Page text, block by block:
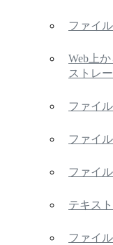
ファイ
Web上
ストレ
ファイ
ファイ
ファイ
テキス
ファイ